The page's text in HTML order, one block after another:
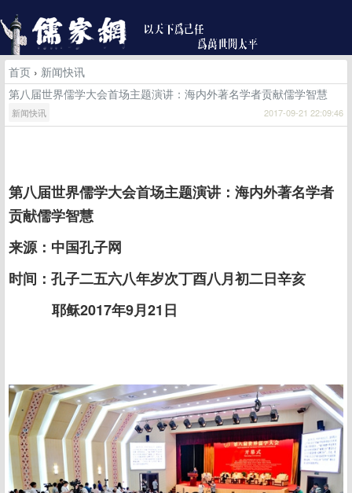
首页 › 新闻快讯
第八届世界儒学大会首场主题演讲：海内外著名学者贡献儒学智慧
新闻快讯 2017-09-21 22:09:46
第八届世界儒学大会首场主题演讲：海内外著名学者
贡献儒学智慧
来源：中国孔子网
时间：孔子二五六八年岁次丁酉八月初二日辛亥
耶稣2017年9月21日